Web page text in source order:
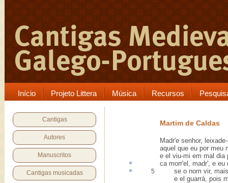
Início Projeto Littera Música Recursos
Cantigas
Autores
Manuscritos
Cantigas musicadas
Martim de Caldas
Madr'e senhor,
aquel que eu por meu
e el viu-mi em mal dia
camorr'el, madr', e eu
5
se o nom vir,
e el guarrá, pois